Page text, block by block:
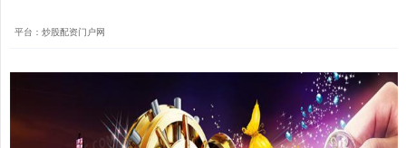
平台：炒股配资门户网